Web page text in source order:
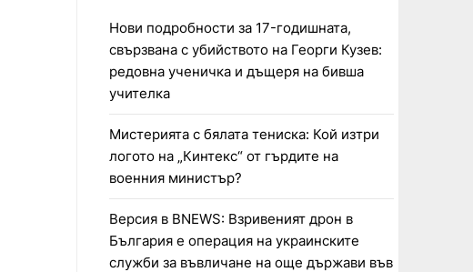
Нови подробности за 17-годишната,
свързвана с убийството на Георги Кузев:
редовна ученичка и дъщеря на бивша
учителка
Мистерията с бялата тениска: Кой изтри
логото на „Кинтекс“ от гърдите на
военния министър?
Версия в BNEWS: Взривеният дрон в
България е операция на украинските
служби за въвличане на още държави във